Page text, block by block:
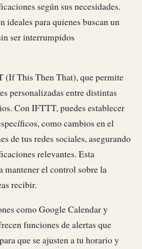
según sus necesidades.
ideales para quienes buscan un
ser interrumpidos
(If This Then That), que permite
personalizadas entre distintas
Con IFTTT, puedes establecer
como cambios en el
de tus redes sociales, asegurando
relevantes. Esta
mantener el control sobre la
recibir.
como Google Calendar y
funciones de alertas que
que se ajusten a tu horario y